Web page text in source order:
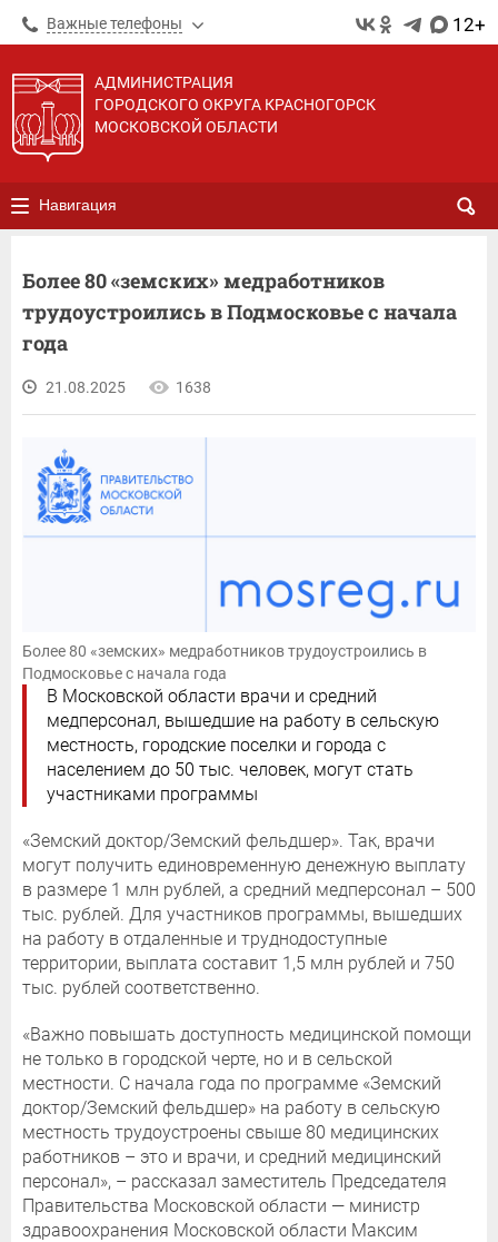
Важные телефоны 12+
АДМИНИСТРАЦИЯ
ГОРОДСКОГО ОКРУГА КРАСНОГОРСК
МОСКОВСКОЙ ОБЛАСТИ
Навигация
Более 80 «земских» медработников
трудоустроились в Подмосковье с начала
года
21.08.2025 1638
Более 80 «земских» медработников трудоустроились в
Подмосковье с начала года
В Московской области врачи и средний
медперсонал, вышедшие на работу в сельскую
местность, городские поселки и города с
населением до 50 тыс. человек, могут стать
участниками программы
«Земский доктор/Земский фельдшер». Так, врачи
могут получить единовременную денежную выплату
в размере 1 млн рублей, а средний медперсонал – 500
тыс. рублей. Для участников программы, вышедших
на работу в отдаленные и труднодоступные
территории, выплата составит 1,5 млн рублей и 750
тыс. рублей соответственно.
«Важно повышать доступность медицинской помощи
не только в городской черте, но и в сельской
местности. С начала года по программе «Земский
доктор/Земский фельдшер» на работу в сельскую
местность трудоустроены свыше 80 медицинских
работников – это и врачи, и средний медицинский
персонал», – рассказал заместитель Председателя
Правительства Московской области — министр
здравоохранения Московской области Максим